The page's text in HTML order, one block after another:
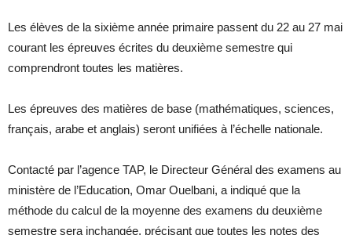
Les élèves de la sixième année primaire passent du 22 au 27 mai
courant les épreuves écrites du deuxième semestre qui
comprendront toutes les matières.
Les épreuves des matières de base (mathématiques, sciences,
français, arabe et anglais) seront unifiées à l’échelle nationale.
Contacté par l’agence TAP, le Directeur Général des examens au
ministère de l’Education, Omar Ouelbani, a indiqué que la
méthode du calcul de la moyenne des examens du deuxième
semestre sera inchangée, précisant que toutes les notes des